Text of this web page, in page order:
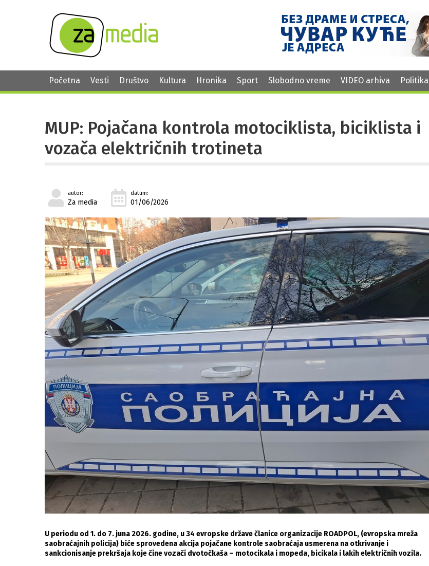
Početna Vesti Društvo Kultura Hronika Sport Slobodno vreme VIDEO arhiva Politika
MUP: Pojačana kontrola motociklista, biciklista i
vozača električnih trotineta
autor:
Za media
datum:
01/06/2026
U periodu od 1. do 7. juna 2026. godine, u 34 evropske države članice organizacije ROADPOL, (evropska mreža
saobraćajnih policija) biće sprovedena akcija pojačane kontrole saobraćaja usmerena na otkrivanje i
sankcionisanje prekršaja koje čine vozači dvotočkaša – motocikala i mopeda, bicikala i lakih električnih vozila.